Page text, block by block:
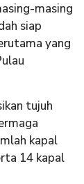
masing
siap
yang
tujuh
kapal
14 kapal